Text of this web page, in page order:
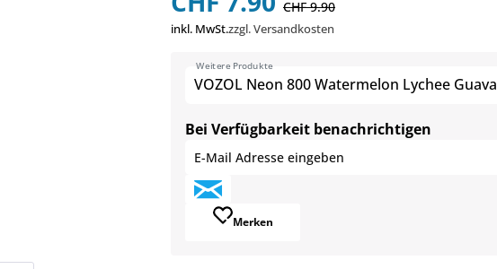
CHF 9.90
inkl. MwSt.zzgl. Versandkosten
VOZOL Neon 800 Watermelon Lychee Guava
Weitere Produkte
Bei Verfügbarkeit benachrichtigen
Merken